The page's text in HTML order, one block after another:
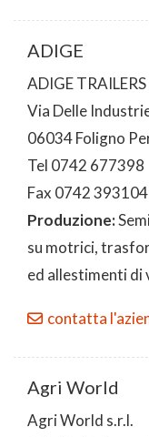
ADIGE
ADIGE TRAILERS
Via Delle
06034 Foligno
Tel 0742 677398
Fax 0742 393104
Produzione:
su motrici,
ed allestimenti di
contatta
Agri World
Agri World s.r.l.